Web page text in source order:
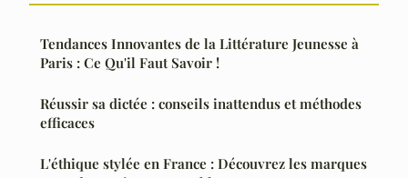
Tendances Innovantes de la Littérature Jeunesse à
Paris : Ce Qu'il Faut Savoir !
Réussir sa dictée : conseils inattendus et méthodes
efficaces
L'éthique stylée en France : Découvrez les marques